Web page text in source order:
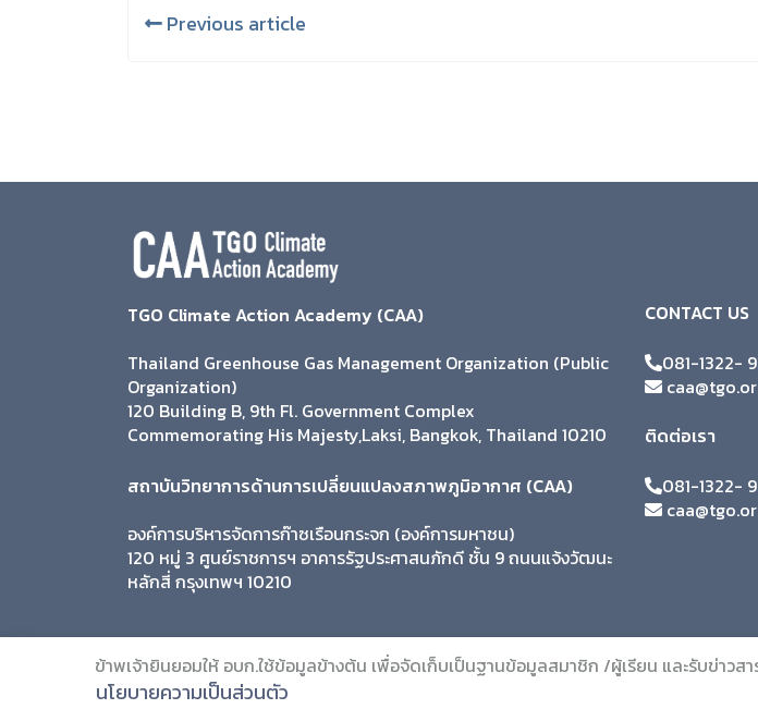
Previous article
TGO Climate Action Academy (CAA)
Thailand Greenhouse Gas Management Organization (Public
Organization)
120 Building B, 9th Fl. Government Complex
Commemorating His Majesty,Laksi, Bangkok, Thailand 10210
สถาบันวิทยาการด้านการเปลี่ยนแปลงสภาพภูมิอากาศ (CAA)
องค์การบริหารจัดการก๊าซเรือนกระจก (องค์การมหาชน)
120 หมู่ 3 ศูนย์ราชการฯ อาคารรัฐประศาสนภักดี ชั้น 9 ถนนแจ้งวัฒนะ
หลักสี่ กรุงเทพฯ 10210
CONTACT US
081-1322-
ติดต่อเรา
081-1322-
© 2019 Citc. All Rights Reserved.
ข้าพเจ้ายินยอมให้ อบก.ใช้ข้อมูลข้างต้น เพื่อจัดเก็บเป็นฐานข้อมูลสมาชิก /ผู้เรียน และรับข่าวส
นโยบายความเป็นส่วนตัว